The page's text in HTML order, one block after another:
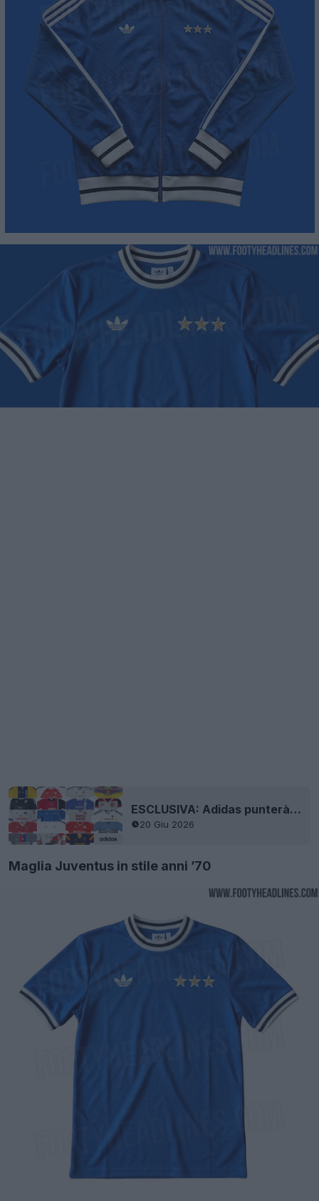
ESCLUSIVA: Adidas punterà di nuovo tutto sui remake nel 2027
20 Giu 2026
Maglia Juventus in stile anni ’70